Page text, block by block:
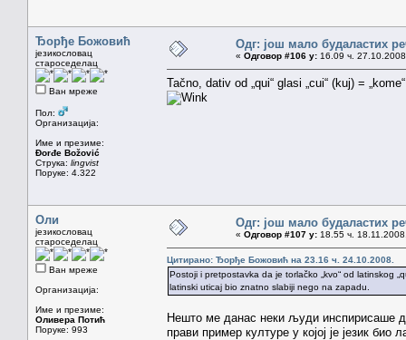
Ђорђе Божовић
језикословац
староседелац
Ван мреже
Пол:
Организација:
Име и презиме:
Đorđe Božović
Струка: lingvist
Поруке: 4.322
Одг: још мало будаластих
« Одговор #106 у: 16.09 ч.
Tačno, dativ od „qui“ glasi „cui“ (kuj) =
Оли
језикословац
староседелац
Ван мреже
Организација:
Име и презиме:
Оливера Потић
Поруке: 993
Одг: још мало будаластих
« Одговор #107 у: 18.55 ч.
Цитирано: Ђорђе Божовић на 23.16 ч. 24.10.2008.
Postoji i pretpostavka da je torlačko „kvo“ od latinskog
latinski uticaj bio znatno slabiji nego na zapadu.
Нешто ме данас неки људи инспирисаше
прави пример културе у којој је језик био